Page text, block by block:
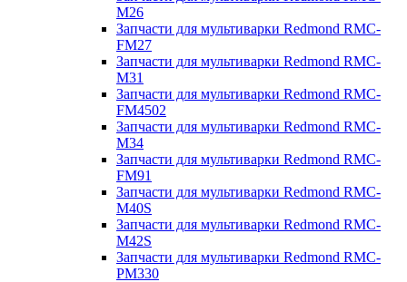
M26
Запчасти для мультиварки Redmond RMC-
FM27
Запчасти для мультиварки Redmond RMC-
M31
Запчасти для мультиварки Redmond RMC-
FM4502
Запчасти для мультиварки Redmond RMC-
M34
Запчасти для мультиварки Redmond RMC-
FM91
Запчасти для мультиварки Redmond RMC-
M40S
Запчасти для мультиварки Redmond RMC-
M42S
Запчасти для мультиварки Redmond RMC-
PM330